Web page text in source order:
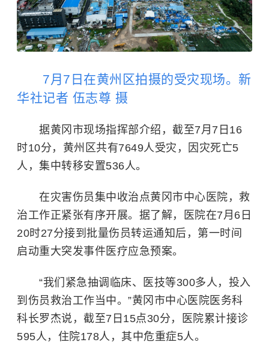
7月7日在黄州区拍摄的受灾现场。新
华社记者 伍志尊 摄
据黄冈市现场指挥部介绍，截至7月7日16
时10分，黄州区共有7649人受灾，因灾死亡5
人，集中转移安置536人。
在灾害伤员集中收治点黄冈市中心医院，救
治工作正紧张有序开展。据了解，医院在7月6日
20时27分接到批量伤员转运通知后，第一时间
启动重大突发事件医疗应急预案。
“我们紧急抽调临床、医技等300多人，投入
到伤员救治工作当中。”黄冈市中心医院医务科
科长罗杰说，截至7日15点30分，医院累计接诊
595人，住院178人，其中危重症5人。